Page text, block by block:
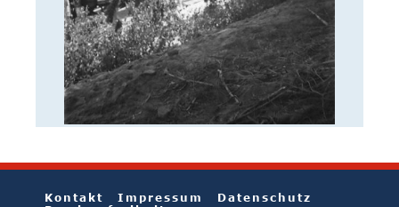
Kontakt Impressum
Datenschutz